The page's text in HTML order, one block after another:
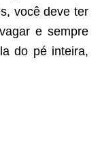
você deve ter
e sempre
do pé inteira,